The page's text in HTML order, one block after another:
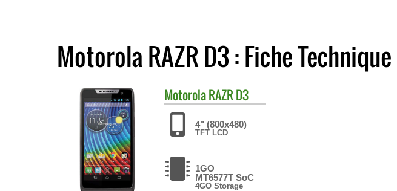
Motorola RAZR D3 : Fiche Technique
MotorolaRAZR D3
4" (800x480)
TFT LCD
1GO
MT6577T SoC
4GO Storage